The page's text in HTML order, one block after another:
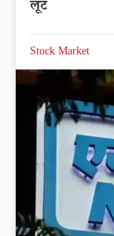
लूट
Stock Market